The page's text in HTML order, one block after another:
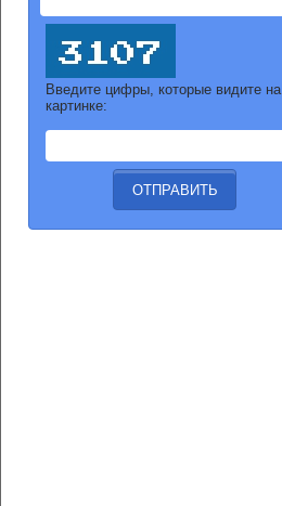
Введите цифры, которые видите на
картинке: